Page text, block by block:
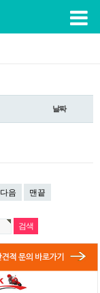
날짜
다음 맨끝